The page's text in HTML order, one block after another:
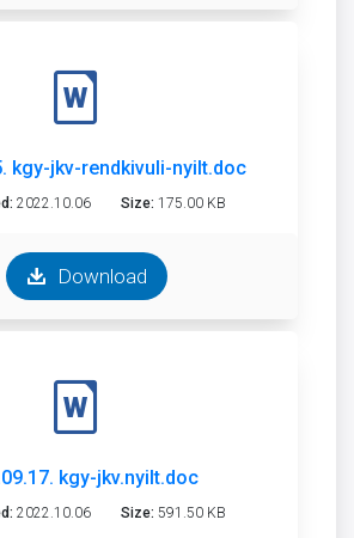
kgy-jkv-rendkivuli-nyilt.doc
2022.10.06 Size: 175.00 KB
Download
kgy-jkv.nyilt.doc
2022.10.06 Size: 591.50 KB